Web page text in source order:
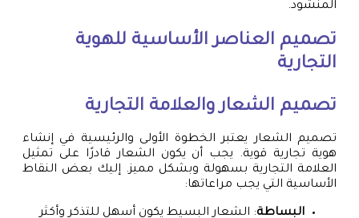
المنشود.
تصميم العناصر الأساسية للهوية
التجارية
تصميم الشعار والعلامة التجارية
تصميم الشعار يعتبر الخطوة الأولى والرئيسية في إنشاء
هوية تجارية قوية. يجب أن يكون الشعار قادرًا على تمثيل
العلامة التجارية بسهولة وبشكل مميز. إليك بعض النقاط
الأساسية التي يجب مراعاتها:
البساطة: الشعار البسيط يكون أسهل للتذكر وأكثر